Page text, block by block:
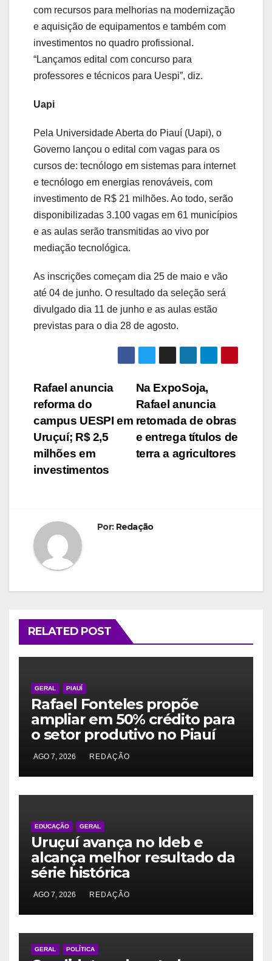
com recursos para melhorias na modernização
e aquisição de equipamentos e também com
investimentos no quadro profissional.
“Lançamos edital com concurso para
professores e técnicos para Uespi”, diz.
Uapi
Pela Universidade Aberta do Piauí (Uapi), o
Governo lançou o edital com vagas para os
cursos de: tecnólogo em sistemas para internet
e tecnólogo em energias renováveis, com
investimento de R$ 21 milhões. Ao todo, serão
disponibilizadas 3.100 vagas em 61 municípios
e as aulas serão transmitidas ao vivo por
mediação tecnológica.
As inscrições começam dia 25 de maio e vão
até 04 de junho. O resultado da seleção será
divulgado dia 11 de junho e as aulas estão
previstas para o dia 28 de agosto.
Navegação
de
Post
Na ExpoSoja,
Rafael anuncia
retomada de obras
e entrega títulos de
terra a agricultores
Rafael anuncia
reforma do
campus UESPI em
Uruçuí; R$ 2,5
milhões em
investimentos
Por: Redação
RELATED POST
GERAL PIAUÍ
Rafael Fonteles propõe
ampliar em 50% crédito para
o setor produtivo no Piauí
AGO 7, 2026 REDAÇÃO
EDUCAÇÃO GERAL
Uruçuí avança no Ideb e
alcança melhor resultado da
série histórica
AGO 7, 2026 REDAÇÃO
GERAL POLÍTICA